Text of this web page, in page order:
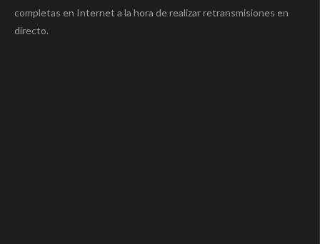
completas en Internet a la hora de realizar retransmisiones en
directo.